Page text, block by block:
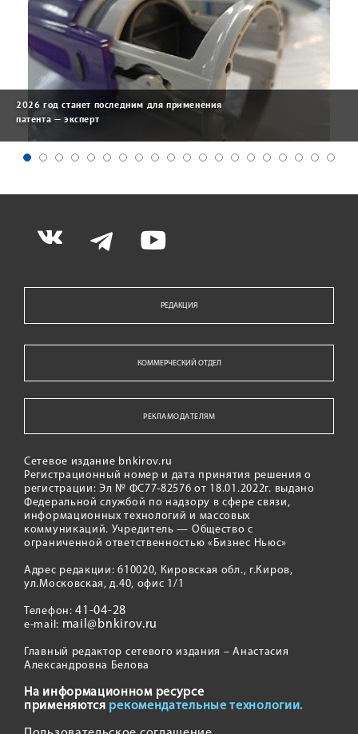
2026 год станет последним для применения
патента — эксперт
РЕДАКЦИЯ
КОММЕРЧЕСКИЙ ОТДЕЛ
РЕКЛАМОДАТЕЛЯМ
Сетевое издание bnkirov.ru
Регистрационный номер и дата принятия решения о
регистрации: Эл № ФС77-82576 от 18.01.2022г. выдано
Федеральной службой по надзору в сфере связи,
информационных технологий и массовых
коммуникаций. Учредитель — Общество с
ограниченной ответственностью «Бизнес Ньюс»
Адрес редакции: 610020, Кировская обл., г.Киров,
ул.Московская, д.40, офис 1/1
Телефон:41-04-28
e-mail: mail@bnkirov.ru
Главный редактор сетевого издания – Анастасия
Александровна Белова
На информационном ресурсе
применяются рекомендательные технологии.